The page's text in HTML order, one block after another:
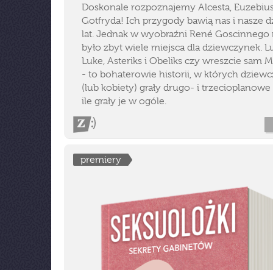
Doskonale rozpoznajemy Alcesta,
Gotfryda! Ich przygody bawią nas i nasze
lat. Jednak w wyobraźni René Goscinnego
było zbyt wiele miejsca dla dziewczynek.
Luke, Asteriks i Obeliks czy wreszcie sam
- to bohaterowie historii, w których
(lub kobiety) grały drugo- i trzecioplanowe
ile grały je w ogóle.
premiery